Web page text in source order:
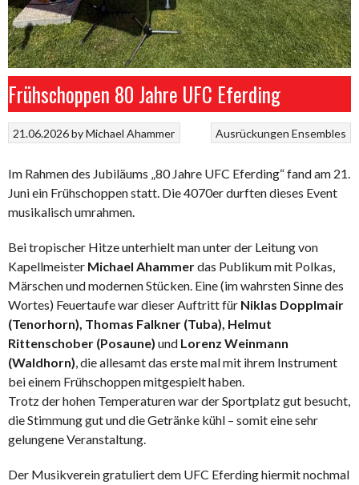
Frühschoppen 80 Jahre UFC Eferding
Ausrückungen Ensembles
21.06.2026byMichael Ahammer
Im Rahmen des Jubiläums „80 Jahre UFC Eferding“ fand am 21.
Juni ein Frühschoppen statt. Die 4070er durften dieses Event
musikalisch umrahmen.
Bei tropischer Hitze unterhielt man unter der Leitung von
Kapellmeister Michael Ahammerdas Publikum mit Polkas,
Märschen und modernen Stücken. Eine (im wahrsten Sinne des
Wortes) Feuertaufe war dieser Auftritt für Niklas Dopplmair
(Tenorhorn), Thomas Falkner (Tuba), Helmut
Rittenschober (Posaune) und Lorenz Weinmann
(Waldhorn), die allesamt das erste mal mit ihrem Instrument
bei einem Frühschoppen mitgespielt haben.
Trotz der hohen Temperaturen war der Sportplatz gut besucht,
die Stimmung gut und die Getränke kühl – somit eine sehr
gelungene Veranstaltung.
Der Musikverein gratuliert dem UFC Eferding hiermit nochmal